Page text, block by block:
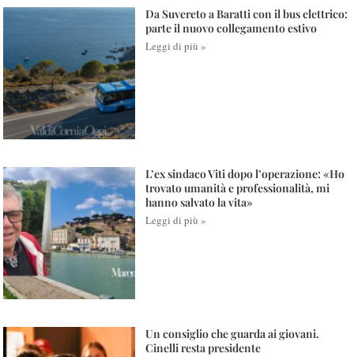
Da Suvereto a Baratti con il bus elettrico:
parte il nuovo collegamento estivo
Leggi di più »
L’ex sindaco Viti dopo l’operazione: «Ho
trovato umanità e professionalità, mi
hanno salvato la vita»
Leggi di più »
Un consiglio che guarda ai giovani.
Cinelli resta presidente